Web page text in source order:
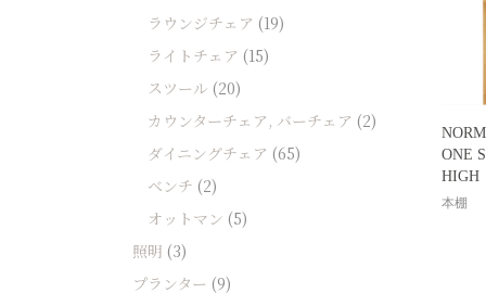
ソファー
ビーズクッション
ソファ
デスク
ONE
HIGH
本棚
ラウンジチェア (19)
ライトチェア (15)
スツール (20)
カウンターチェア, バーチェア (2)
ダイニングチェア (65)
ベンチ (2)
オットマン (5)
照明 (3)
プランター (9)